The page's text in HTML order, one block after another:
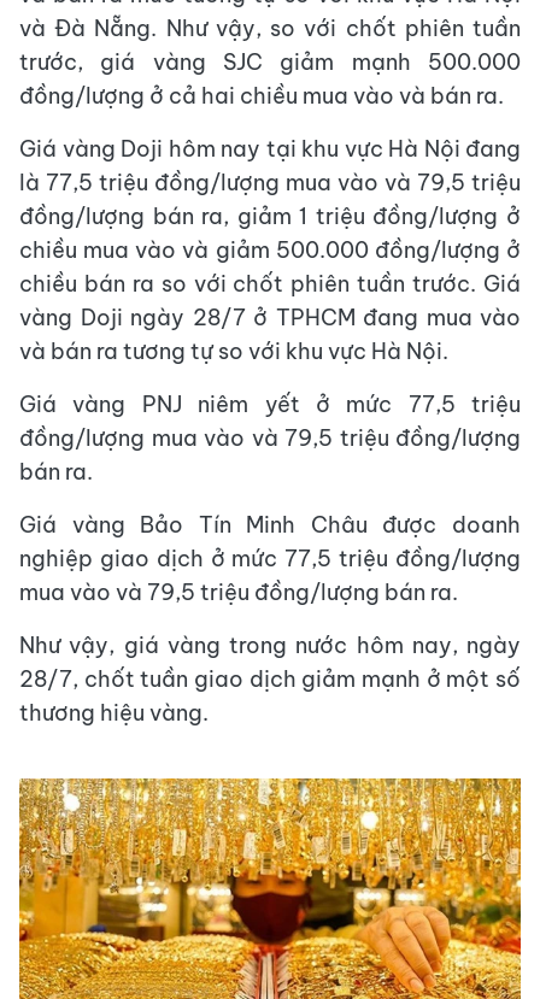
và Đà Nẵng. Như vậy, so với chốt phiên tuần
trước, giá vàng SJC giảm mạnh 500.000
đồng/lượng ở cả hai chiều mua vào và bán ra.
Giá vàng Doji hôm nay tại khu vực Hà Nội đang
là 77,5 triệu đồng/lượng mua vào và 79,5 triệu
đồng/lượng bán ra, giảm 1 triệu đồng/lượng ở
chiều mua vào và giảm 500.000 đồng/lượng ở
chiều bán ra so với chốt phiên tuần trước. Giá
vàng Doji ngày 28/7 ở TPHCM đang mua vào
và bán ra tương tự so với khu vực Hà Nội.
Giá vàng PNJ niêm yết ở mức 77,5 triệu
đồng/lượng mua vào và 79,5 triệu đồng/lượng
bán ra.
Giá vàng Bảo Tín Minh Châu được doanh
nghiệp giao dịch ở mức 77,5 triệu đồng/lượng
mua vào và 79,5 triệu đồng/lượng bán ra.
Như vậy, giá vàng trong nước hôm nay, ngày
28/7, chốt tuần giao dịch giảm mạnh ở một số
thương hiệu vàng.